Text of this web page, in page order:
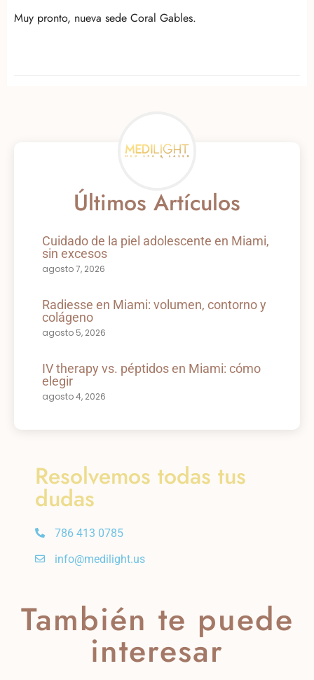
Muy pronto, nueva sede Coral Gables.
Últimos Artículos
Cuidado de la piel adolescente en Miami,
sin excesos
agosto 7, 2026
Radiesse en Miami: volumen, contorno y
colágeno
agosto 5, 2026
IV therapy vs. péptidos en Miami: cómo
elegir
agosto 4, 2026
Resolvemos todas tus
dudas
786 413 0785
info@medilight.us
También te puede
interesar